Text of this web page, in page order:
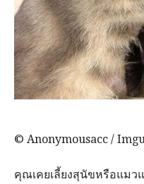
© Anonymousacc /
คุณเคยเลี้ยงสุนัขหรือแม